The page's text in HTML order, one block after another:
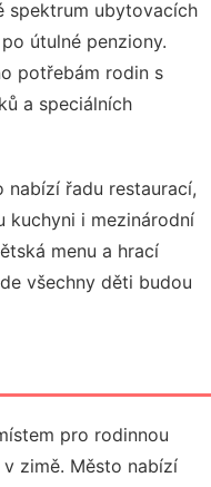
spektrum ubytovacích
útulné penziony.
potřebám rodin s
a speciálních
nabízí řadu restaurací,
kuchyni i mezinárodní
menu a hrací
všechny děti budou
pro rodinnou
zimě. Město nabízí